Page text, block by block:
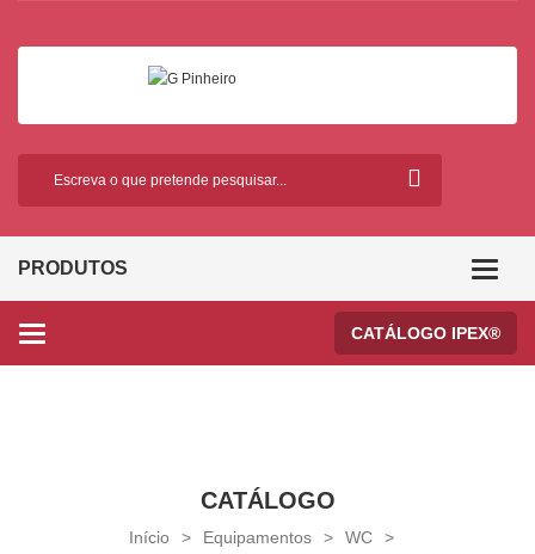
PRODUTOS
Categories CATÁLOGO IPEX®
CATÁLOGO
Início > Equipamentos > WC
>